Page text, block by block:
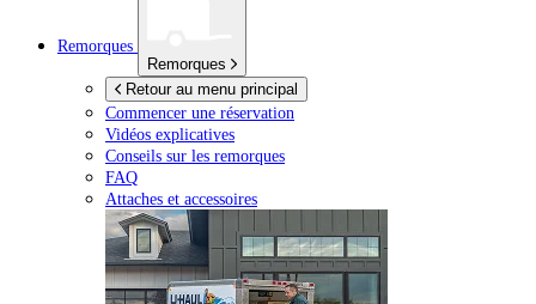
Remorques
Remorques
Retour au menu principal
Commencer une réservation
Vidéos explicatives
Conseils sur les remorques
FAQ
Attaches et accessoires